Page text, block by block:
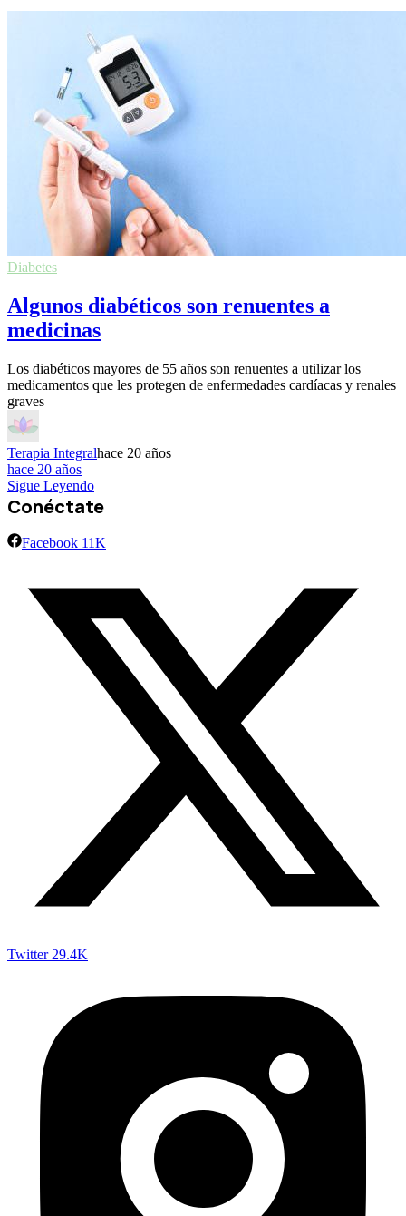
Diabetes
Algunos diabéticos son renuentes a
medicinas
Los diabéticos mayores de 55 años son renuentes a utilizar los
medicamentos que les protegen de enfermedades cardíacas y renales
graves
Terapia Integralhace 20 años
hace 20 años
Sigue Leyendo
Conéctate
Facebook 11K
Twitter 29.4K